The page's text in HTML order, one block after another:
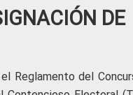
DE
Reglamento del